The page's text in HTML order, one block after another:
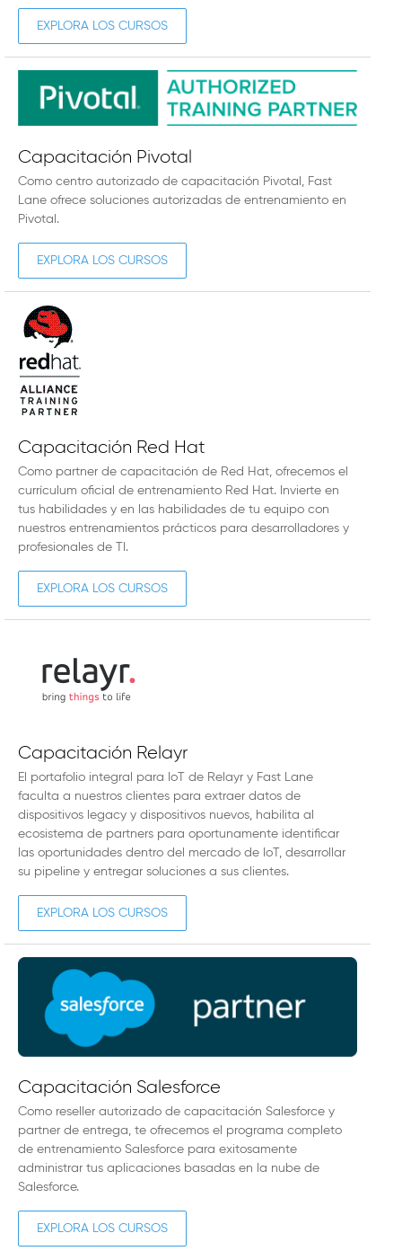
EXPLORA LOS CURSOS
Capacitación Pivotal
Como centro autorizado de capacitación Pivotal, Fast
Lane ofrece soluciones autorizadas de entrenamiento en
Pivotal.
EXPLORA LOS CURSOS
Capacitación Red Hat
Como partner de capacitación de Red Hat, ofrecemos el
currículum oficial de entrenamiento Red Hat. Invierte en
tus habilidades y en las habilidades de tu equipo con
nuestros entrenamientos prácticos para desarrolladores y
profesionales de TI.
EXPLORA LOS CURSOS
Capacitación Relayr
El portafolio integral para IoT de Relayr y Fast Lane
faculta a nuestros clientes para extraer datos de
dispositivos legacy y dispositivos nuevos, habilita al
ecosistema de partners para oportunamente identificar
las oportunidades dentro del mercado de IoT, desarrollar
su pipeline y entregar soluciones a sus clientes.
EXPLORA LOS CURSOS
Capacitación Salesforce
Como reseller autorizado de capacitación Salesforce y
partner de entrega, te ofrecemos el programa completo
de entrenamiento Salesforce para exitosamente
administrar tus aplicaciones basadas en la nube de
Salesforce.
EXPLORA LOS CURSOS